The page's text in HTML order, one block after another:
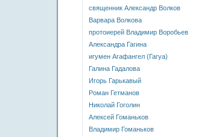
священник Александр Волков
Варвара Волкова
протоиерей Владимир Воробьев
Александра Гагина
игумен Агафангел (Гагуа)
Галина Гадалова
Игорь Гарькавый
Роман Гетманов
Николай Гоголин
Алексей Гоманьков
Владимир Гоманьков